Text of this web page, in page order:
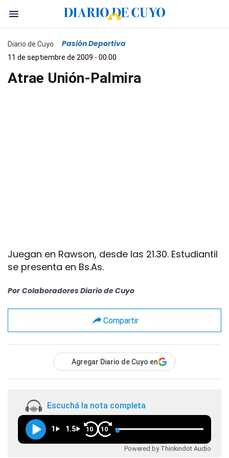
Diario de Cuyo Pasión Deportiva
11 de septiembre de 2009 - 00:00
Atrae Unión-Palmira
Juegan en Rawson, desde las 21.30. Estudiantil
se presenta en Bs.As.
Por Colaboradores Diario de Cuyo
Compartir
Agregar Diario de Cuyo en
Escuchá la nota completa
1 1.5 10 10
Powered by Thinkindot Audio